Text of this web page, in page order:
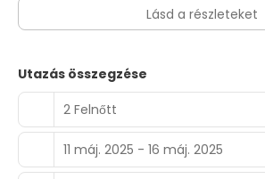
Lásd a részleteket
Utazás összegzése
2 Felnőtt
11 máj. 2025 - 16 máj. 2025